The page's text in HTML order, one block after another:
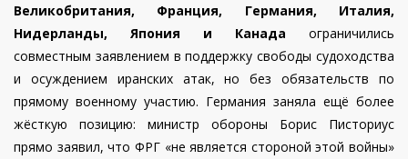
Великобритания, Франция, Германия, Италия,
Нидерланды, Япония и Канада ограничились
совместным заявлением в поддержку свободы судоходства
и осуждением иранских атак, но без обязательств по
прямому военному участию. Германия заняла ещё более
жёсткую позицию: министр обороны Борис Писториус
прямо заявил, что ФРГ «не является стороной этой войны»